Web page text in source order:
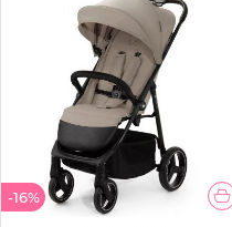
-16%